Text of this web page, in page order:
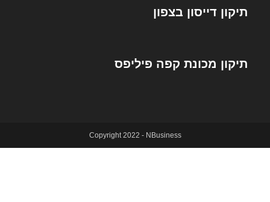
תיקון דייסון בצפון
תיקון מכונת קפה פיליפס
Copyright 2022 - NBusiness